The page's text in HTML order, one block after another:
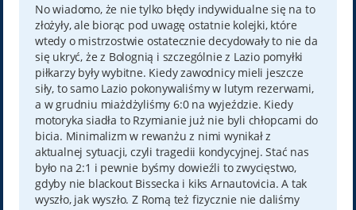
No wiadomo, że nie tylko błędy indywidualne się na to
złożyły, ale biorąc pod uwagę ostatnie kolejki, które
wtedy o mistrzostwie ostatecznie decydowały to nie da
się ukryć, że z Bolognią i szczególnie z Lazio pomyłki
piłkarzy były wybitne. Kiedy zawodnicy mieli jeszcze
siły, to samo Lazio pokonywaliśmy w lutym rezerwami,
a w grudniu miażdżyliśmy 6:0 na wyjeździe. Kiedy
motoryka siadła to Rzymianie już nie byli chłopcami do
bicia. Minimalizm w rewanżu z nimi wynikał z
aktualnej sytuacji, czyli tragedii kondycyjnej. Stać nas
było na 2:1 i pewnie byśmy dowieźli to zwycięstwo,
gdyby nie blackout Bissecka i kiks Arnautovicia. A tak
wyszło, jak wyszło. Z Romą też fizycznie nie daliśmy